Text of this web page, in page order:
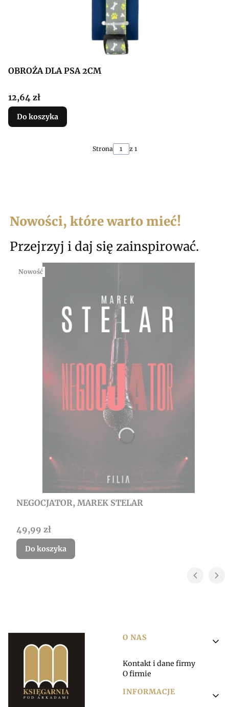
OBROŻA DLA PSA 2CM
Cena
12,64 zł
Do koszyka
Strona z 1
Nowości, które warto mieć!
Przejrzyj i daj się zainspirować.
Nowość
NEGOCJATOR, MAREK STELAR
Cena
49,99 zł
Do koszyka
Linki w stopce
O NAS
Kontakt i dane firmy
O firmie
INFORMACJE